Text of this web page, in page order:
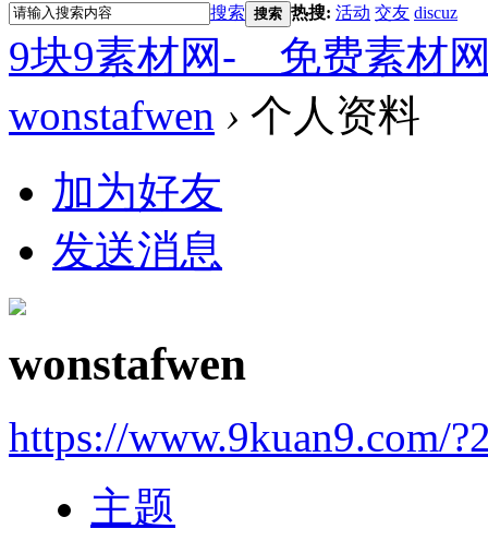
搜索 搜索 热搜: 活动 交友 discuz
9块9素材网-＿免费素材
wonstafwen › 个人资料
加为好友
发送消息
wonstafwen
https://www.9kuan9.com/
主题